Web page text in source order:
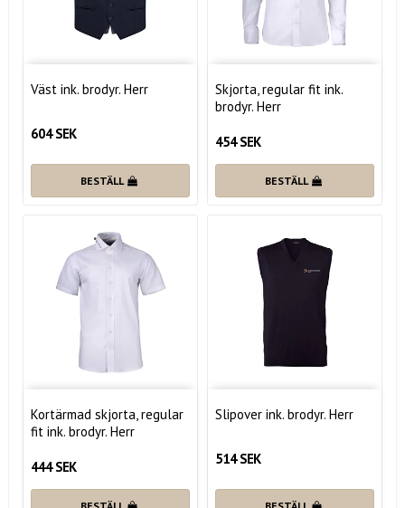
Väst ink. brodyr. Herr
604 SEK
BESTÄLL
Skjorta, regular fit ink.
brodyr. Herr
454 SEK
BESTÄLL
Kortärmad skjorta, regular
fit ink. brodyr. Herr
444 SEK
Slipover ink. brodyr. Herr
514 SEK